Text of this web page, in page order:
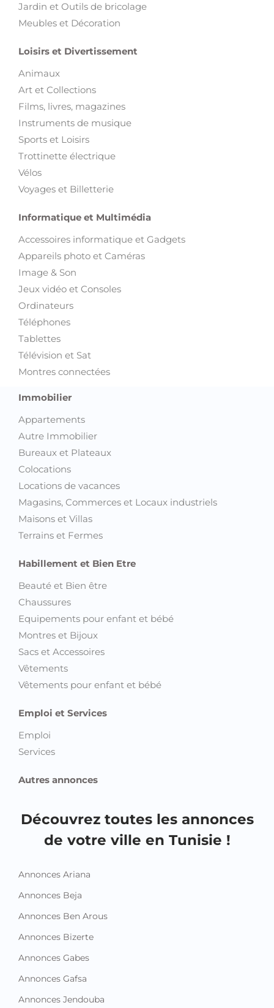
Jardin et Outils de bricolage
Meubles et Décoration
Loisirs et Divertissement
Animaux
Art et Collections
Films, livres, magazines
Instruments de musique
Sports et Loisirs
Trottinette électrique
Vélos
Voyages et Billetterie
Informatique et Multimédia
Accessoires informatique et Gadgets
Appareils photo et Caméras
Image & Son
Jeux vidéo et Consoles
Ordinateurs
Téléphones
Tablettes
Télévision et Sat
Montres connectées
Immobilier
Appartements
Autre Immobilier
Bureaux et Plateaux
Colocations
Locations de vacances
Magasins, Commerces et Locaux industriels
Maisons et Villas
Terrains et Fermes
Habillement et Bien Etre
Beauté et Bien être
Chaussures
Equipements pour enfant et bébé
Montres et Bijoux
Sacs et Accessoires
Vêtements
Vêtements pour enfant et bébé
Emploi et Services
Emploi
Services
Autres annonces
Découvrez toutes les annonces
de votre ville en Tunisie !
Annonces Ariana
Annonces Beja
Annonces Ben Arous
Annonces Bizerte
Annonces Gabes
Annonces Gafsa
Annonces Jendouba